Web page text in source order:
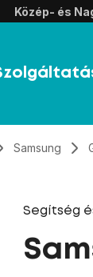
Közép- és
Samsung
Segítség